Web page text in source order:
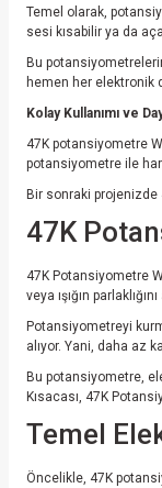
Temel olarak,
sesi kısabilir ya da
Bu
hemen her elektronik
Kolay Kullanımı ve
47K potansiyometre
potansiyometre ile
Bir sonraki projenizde
47K
47K Potansiyometre
veya ışığın
Potansiyometreyi
alıyor. Yani, daha az
Bu potansiyometre,
Kısacası, 47K
Temel
Öncelikle, 47K